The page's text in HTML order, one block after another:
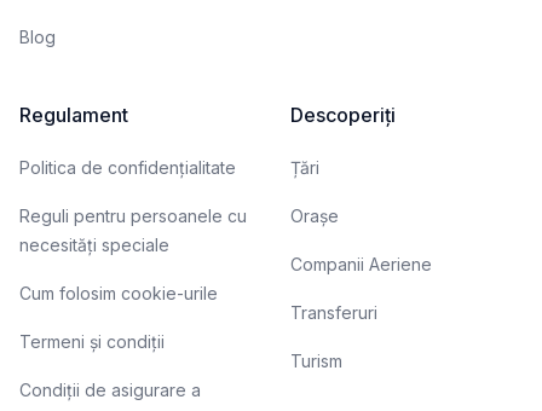
Blog
Regulament
Politica de confidențialitate
Reguli pentru persoanele cu
necesități speciale
Cum folosim cookie-urile
Termeni și condiții
Condiții de asigurare a
Descoperiți
Țări
Orașe
Companii Aeriene
Transferuri
Turism